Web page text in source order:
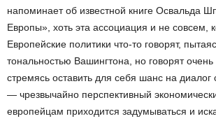
напоминает об известной книге Освальда
Европы», хоть эта ассоциация и не совсем,
Европейские политики что-то говорят,
тональностью Вашингтона, но говорят очень
стремясь оставить для себя шанс на
— чрезвычайно перспективный
европейцам приходится задумываться и